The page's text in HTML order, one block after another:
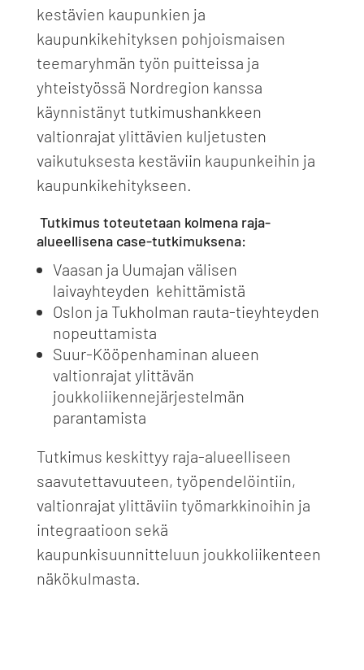
kestävien kaupunkien ja
kaupunkikehityksen pohjoismaisen
teemaryhmän työn puitteissa ja
yhteistyössä Nordregion kanssa
käynnistänyt tutkimushankkeen
valtionrajat ylittävien kuljetusten
vaikutuksesta kestäviin kaupunkeihin ja
kaupunkikehitykseen.
Tutkimus toteutetaan kolmena raja-
alueellisena case-tutkimuksena:
Vaasan ja Uumajan välisen
laivayhteyden kehittämistä
Oslon ja Tukholman rauta-tieyhteyden
nopeuttamista
Suur-Kööpenhaminan alueen
valtionrajat ylittävän
joukkoliikennejärjestelmän
parantamista
Tutkimus keskittyy raja-alueelliseen
saavutettavuuteen, työpendelöintiin,
valtionrajat ylittäviin työmarkkinoihin ja
integraatioon sekä
kaupunkisuunnitteluun joukkoliikenteen
näkökulmasta.